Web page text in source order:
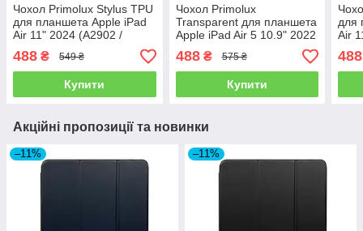
Чохол Primolux Stylus TPU
для планшета Apple iPad
Air 11" 2024 (A2902 /
A2903 / A2904) - Black
488 ₴ 549 ₴
Купити
Чохол Primolux
Transparent для планшета
Apple iPad Air 5 10.9" 2022
(A2588 / A2589 / A2591) -
Black/Clear
488₴ 575 ₴
Купити
для
Air
488
Акційні пропозиції та новинки
–11% –11%